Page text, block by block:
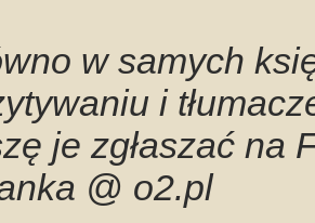
w samych
i
je zgłaszać na
@ o2.pl